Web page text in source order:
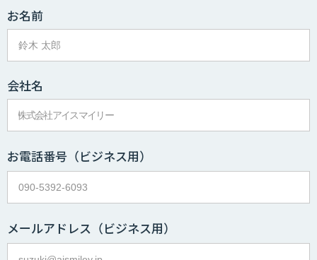
お名前
会社名
お電話番号 （ビジネス用）
メールアドレス （ビジネス用）